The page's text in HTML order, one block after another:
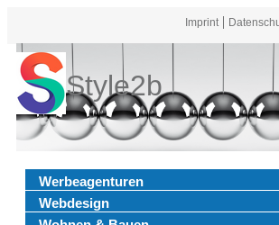
Imprint
Style2b
Werbeagenturen
Webdesign